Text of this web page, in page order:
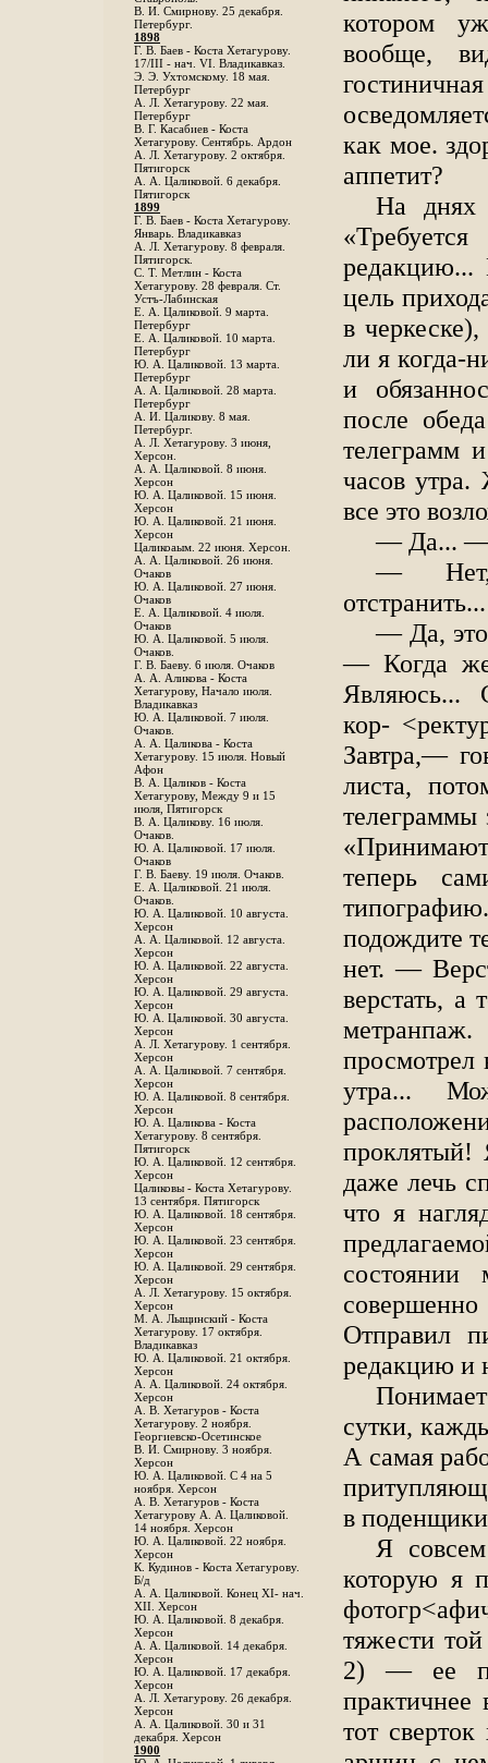
В. И. Смирнову. 25 декабря.
Петербург.
1898
Г. В. Баев - Коста Хетагурову.
17/III - нач. VI. Владикавказ.
Э. Э. Ухтомскому. 18 мая.
Петербург
A. Л. Хетагурову. 22 мая.
Петербург
B. Г. Касабиев - Коста
Хетагурову. Сентябрь. Ардон
А. Л. Хетагурову. 2 октября.
Пятигорск
А. А. Цаликовой. 6 декабря.
Пятигорск
1899
Г. В. Баев - Коста Хетагурову.
Январь. Владикавказ
А. Л. Хетагурову. 8 февраля.
Пятигорск.
С. Т. Метлин - Коста
Хетагурову. 28 февраля. Ст.
Устъ-Лабинская
Е. А. Цаликовой. 9 марта.
Петербург
Е. А. Цаликовой. 10 марта.
Петербург
Ю. А. Цаликовой. 13 марта.
Петербург
А. А. Цаликовой. 28 марта.
Петербург
А. И. Цаликову. 8 мая.
Петербург.
А. Л. Хетагурову. 3 июня,
Херсон.
А. А. Цаликовой. 8 июня.
Херсон
Ю. А. Цаликовой. 15 июня.
Херсон
Ю. А. Цаликовой. 21 июня.
Херсон
Цаликоаым. 22 июня. Херсон.
А. А. Цаликовой. 26 июня.
Очаков
Ю. А. Цаликовой. 27 июня.
Очаков
Е. А. Цаликовой. 4 июля.
Очаков
Ю. А. Цаликовой. 5 июля.
Очаков.
Г. В. Баеву. 6 июля. Очаков
А. А. Аликова - Коста
Хетагурову, Начало июля.
Владикавказ
Ю. А. Цаликовой. 7 июля.
Очаков.
А. А. Цаликова - Коста
Хетагурову. 15 июля. Новый
Афон
В. А. Цаликов - Коста
Хетагурову, Между 9 и 15
июля, Пятигорск
В. А. Цаликову. 16 июля.
Очаков.
Ю. А. Цаликовой. 17 июля.
Очаков
Г. В. Баеву. 19 июля. Очаков.
Е. А. Цаликовой. 21 июля.
Очаков.
Ю. А. Цаликовой. 10 августа.
Херсон
А. А. Цаликовой. 12 августа.
Херсон
Ю. А. Цаликовой. 22 августа.
Херсон
Ю. А. Цаликовой. 29 августа.
Херсон
Ю. А. Цаликовой. 30 августа.
Херсон
А. Л. Хетагурову. 1 сентября.
Херсон
А. А. Цаликовой. 7 сентября.
Херсон
Ю. А. Цаликовой. 8 сентября.
Херсон
Ю. А. Цаликова - Коста
Хетагурову. 8 сентября.
Пятигорск
Ю. А. Цаликовой. 12 сентября.
Херсон
Цаликовы - Коста Хетагурову.
13 сентября. Пятигорск
Ю. А. Цаликовой. 18 сентября.
Херсон
Ю. А. Цаликовой. 23 сентября.
Херсон
Ю. А. Цаликовой. 29 сентября.
Херсон
А. Л. Хетагурову. 15 октября.
Херсон
М. А. Лыщинский - Коста
Хетагурову. 17 октября.
Владикавказ
Ю. А. Цаликовой. 21 октября.
Херсон
А. А. Цаликовой. 24 октября.
Херсон
A. В. Хетагуров - Коста
Хетагурову. 2 ноября.
Георгиевско-Осетинское
B. И. Смирнову. 3 ноября.
Херсон
Ю. А. Цаликовой. С 4 на 5
ноября. Херсон
А. В. Хетагуров - Коста
Хетагурову А. А. Цаликовой.
14 ноября. Херсон
Ю. А. Цаликовой. 22 ноября.
Херсон
К. Кудинов - Коста Хетагурову.
Б/д
А. А. Цаликовой. Конец XI- нач.
XII. Херсон
Ю. А. Цаликовой. 8 декабря.
Херсон
А. А. Цаликовой. 14 декабря.
Херсон
Ю. А. Цаликовой. 17 декабря.
Херсон
А. Л. Хетагурову. 26 декабря.
Херсон
А. А. Цаликовой. 30 и 31
декабря. Херсон
1900
котором
вообще,
как мое.
аппетит?
На днях
редакцию...
цель
в
ли я когда-
и
после
телеграмм
часов утра.
все это
— Да... —
—
— Да,
— Когда
Являюсь...
кор-
Завтра,—
листа,
телеграммы
теперь
подождите
нет. —
верстать, а
утра...
проклятый!
даже лечь
что я
состоянии
Отправил
редакцию и
сутки,
А самая
в
Я
которую я
тяжести
2) — ее
практичнее
тот